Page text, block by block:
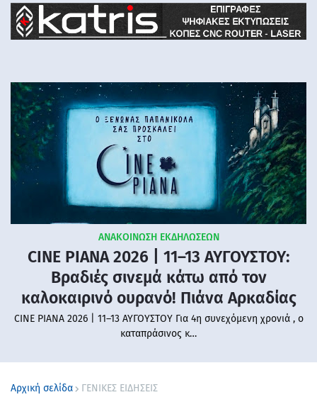
ΑΝΑΚΟΙΝΩΣΗ ΕΚΔΗΛΩΣΕΩΝ
CINE PIANA 2026 | 11–13 ΑΥΓΟΥΣΤΟΥ:
Βραδιές σινεμά κάτω από τον
καλοκαιρινό ουρανό! Πιάνα Αρκαδίας
CINE PIANA 2026 | 11–13 ΑΥΓΟΥΣΤΟΥ Για 4η συνεχόμενη χρονιά , ο
καταπράσινος κ…
Αρχική σελίδα ΓΕΝΙΚΕΣ ΕΙΔΗΣΕΙΣ